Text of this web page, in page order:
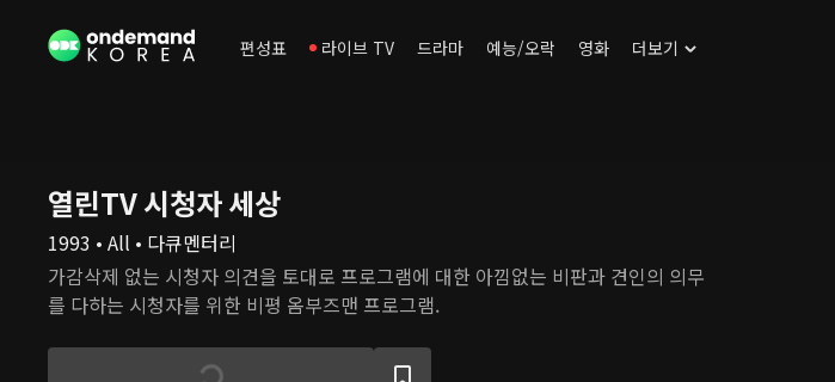
편성표 라이브 TV 드라마 예능/오락 영화 더보기
열린TV 시청자 세상
1993 • All • 다큐멘터리
가감삭제 없는 시청자 의견을 토대로 프로그램에 대한 아낌없는 비판과 견인의 의무
를 다하는 시청자를 위한 비평 옴부즈맨 프로그램.